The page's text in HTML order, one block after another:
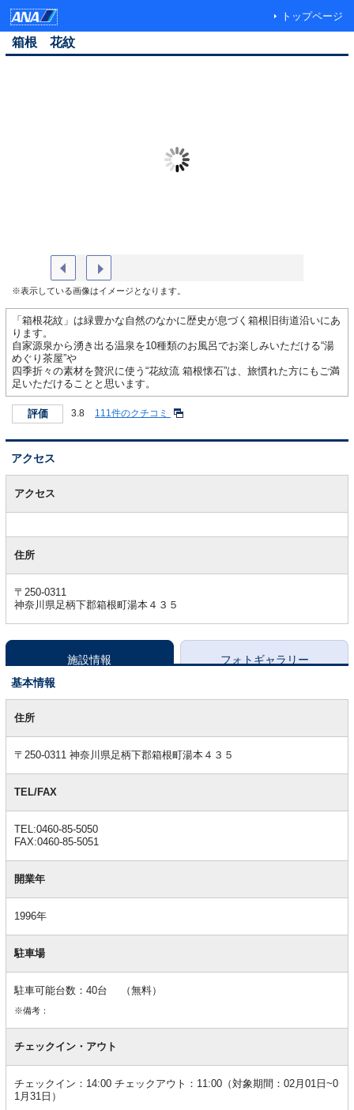
トップページ
箱根 花紋
※表示している画像はイメージとなります。
「箱根花紋」は緑豊かな自然のなかに歴史が息づく箱根旧街道沿いにあ
ります。
自家源泉から湧き出る温泉を10種類のお風呂でお楽しみいただける“湯
めぐり茶屋”や
四季折々の素材を贅沢に使う“花紋流 箱根懐石”は、旅慣れた方にもご満
足いただけることと思います。
評価 3.8 111件のクチコミ
アクセス
アクセス
住所
〒250-0311
神奈川県足柄下郡箱根町湯本４３５
施設情報
フォトギャラリー
基本情報
本住所
〒250-0311 神奈川県足柄下郡箱根町湯本４３５
TEL/FAX
TEL:0460-85-5050
FAX:0460-85-5051
開業年
1996年
駐車場
駐車可能台数：40台 （無料）
※備考：
チェックイン・アウト
チェックイン：14:00 チェックアウト：11:00（対象期間：02月01日~0
1月31日）